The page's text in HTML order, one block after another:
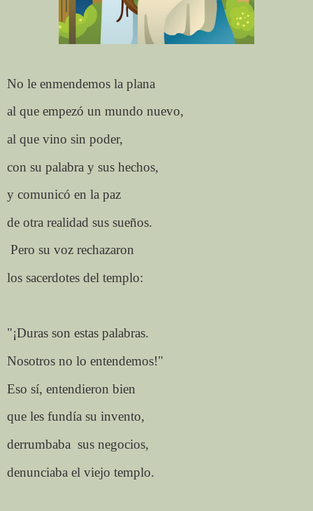
No le enmendemos la plana
al que empezó un mundo nuevo,
al que vino sin poder,
con su palabra y sus hechos,
y comunicó en la paz
de otra realidad sus sueños.
Pero su voz rechazaron
los sacerdotes del templo:
"¡Duras son estas palabras.
Nosotros no lo entendemos!"
Eso sí, entendieron bien
que les fundía su invento,
derrumbaba sus negocios,
denunciaba el viejo templo.